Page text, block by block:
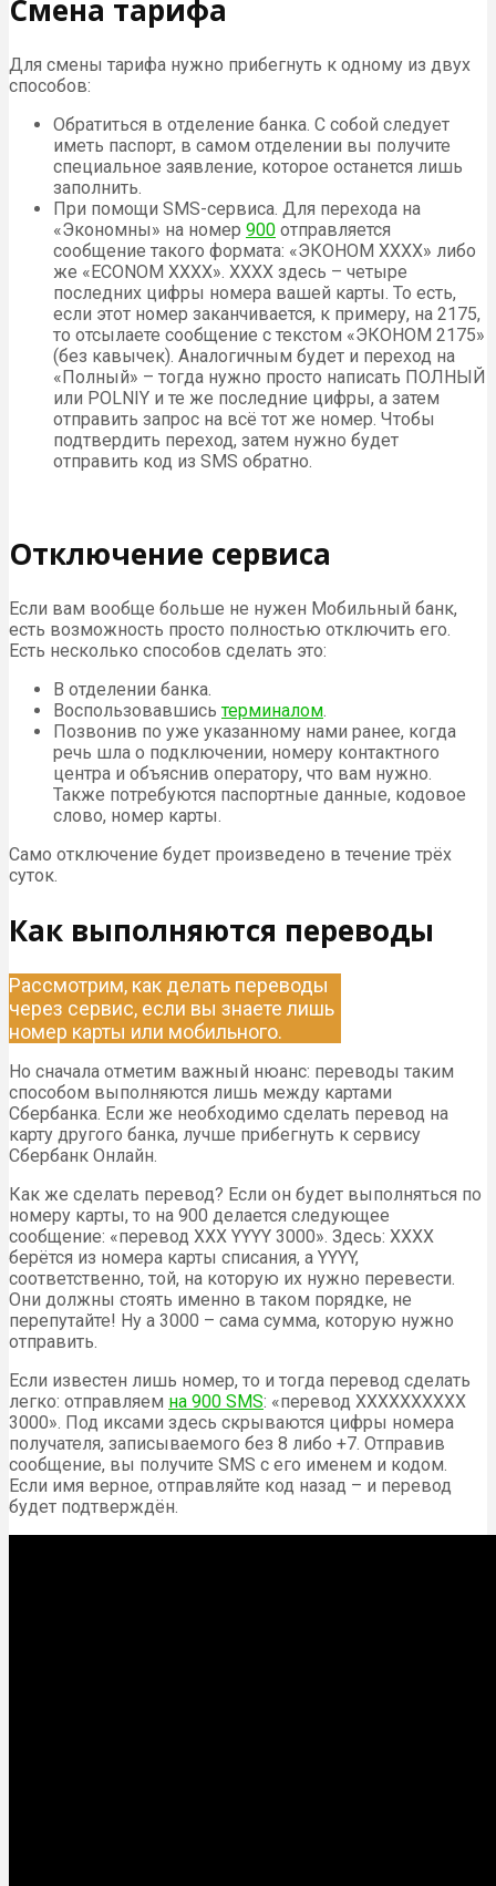
Смена тарифа
Для смены тарифа нужно прибегнуть к одному из двух
способов:
Обратиться в отделение банка. С собой следует
иметь паспорт, в самом отделении вы получите
специальное заявление, которое останется лишь
заполнить.
При помощи SMS-сервиса. Для перехода на
«Экономны» на номер 900 отправляется
сообщение такого формата: «ЭКОНОМ XXXX» либо
же «ECONOM XXXX». XXXX здесь – четыре
последних цифры номера вашей карты. То есть,
если этот номер заканчивается, к примеру, на 2175,
то отсылаете сообщение с текстом «ЭКОНОМ 2175»
(без кавычек). Аналогичным будет и переход на
«Полный» – тогда нужно просто написать ПОЛНЫЙ
или POLNIY и те же последние цифры, а затем
отправить запрос на всё тот же номер. Чтобы
подтвердить переход, затем нужно будет
отправить код из SMS обратно.
Отключение сервиса
Если вам вообще больше не нужен Мобильный банк,
есть возможность просто полностью отключить его.
Есть несколько способов сделать это:
В отделении банка.
Воспользовавшисьтерминалом.
Позвонив по уже указанному нами ранее, когда
речь шла о подключении, номеру контактного
центра и объяснив оператору, что вам нужно.
Также потребуются паспортные данные, кодовое
слово, номер карты.
Само отключение будет произведено в течение трёх
суток.
Как выполняются переводы
Рассмотрим, как делать переводы
через сервис, если вы знаете лишь
номер карты или мобильного.
Но сначала отметим важный нюанс: переводы таким
способом выполняются лишь между картами
Сбербанка. Если же необходимо сделать перевод на
карту другого банка, лучше прибегнуть к сервису
Сбербанк Онлайн.
Как же сделать перевод? Если он будет выполняться по
номеру карты, то на 900 делается следующее
сообщение: «перевод XXX YYYY 3000». Здесь: XXXX
берётся из номера карты списания, а YYYY,
соответственно, той, на которую их нужно перевести.
Они должны стоять именно в таком порядке, не
перепутайте! Ну а 3000 – сама сумма, которую нужно
отправить.
Если известен лишь номер, то и тогда перевод сделать
легко: отправляем на 900 SMS: «перевод XХХХХХХХХХ
3000». Под иксами здесь скрываются цифры номера
получателя, записываемого без 8 либо +7. Отправив
сообщение, вы получите SMS с его именем и кодом.
Если имя верное, отправляйте код назад – и перевод
будет подтверждён.